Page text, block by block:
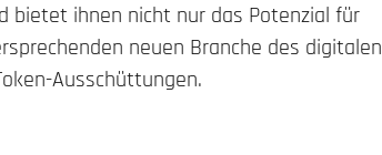
bietet ihnen nicht nur das Potenzial für
neuen Branche des digitalen
Ausschüttungen.